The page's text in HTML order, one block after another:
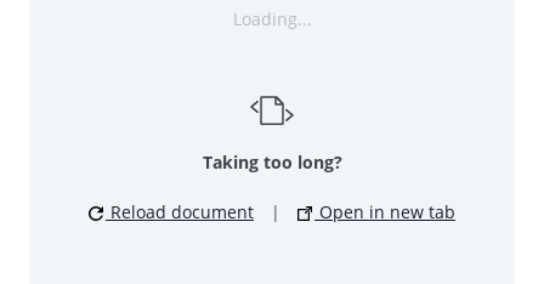
Loading...
Taking too long?
Reload document | Open in new tab